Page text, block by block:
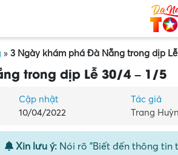
» 3 Ngày khám phá Đà Nẵng trong dịp
trong dịp Lễ 30/4 – 1/5
Cập nhật
10/04/2022
Tác giả
Trang
Xin lưu ý: Nói rõ "Biết đến thông tin